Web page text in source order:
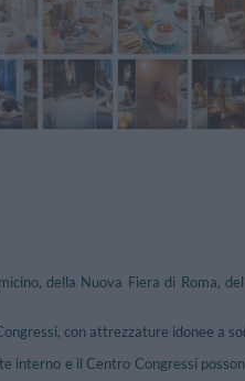
della Nuova Fiera di Roma,
con attrezzature idonee a
interno e il Centro Congressi